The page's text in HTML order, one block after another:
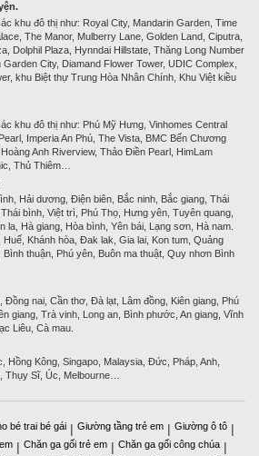
khu đô thị như: Royal City, Mandarin Garden, Time
The Manor, Mulberry Lane, Golden Land, Ciputra,
Dolphil Plaza, Hynndai Hillstate, Thăng Long Number
City, Diamand Flower Tower, UDIC Complex,
khu Biệt thự Trung Hòa Nhân Chính, Khu Việt kiều
khu đô thị như: Phú Mỹ Hưng, Vinhomes Central
Imperia An Phú, The Vista, BMC Bến Chương
Anh Riverview, Thảo Điền Pearl, HimLam
Thủ Thiêm…
Hải dương, Điện biên, Bắc ninh, Bắc giang, Thái
bình, Việt trì, Phú Thọ, Hưng yên, Tuyên quang,
la, Hà giang, Hòa bình, Yên bái, Lạng sơn, Hà nam.
Khánh hòa, Đak lak, Gia lai, Kon tum, Quảng
thuận, Phú yên, Buôn ma thuật, Quy nhơn Bình
Đồng nai, Cần thơ, Đà lạt, Lâm đồng, Kiên giang, Phú
giang, Trà vinh, Long an, Bình phước, An giang, Vĩnh
Liêu, Cà mau.
Hồng Kông, Singapo, Malaysia, Đức, Pháp, Anh,
Thụy Sĩ, Úc, Melbourne…
bé trai bé gái | Giường tầng trẻ em | Giường ô tô |
| Chăn ga gối trẻ em | Chăn ga gối công chúa |